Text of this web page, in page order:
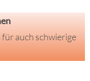
auch schwierige